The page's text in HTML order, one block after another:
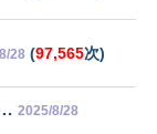
28 (97,565次)
2025/8/28